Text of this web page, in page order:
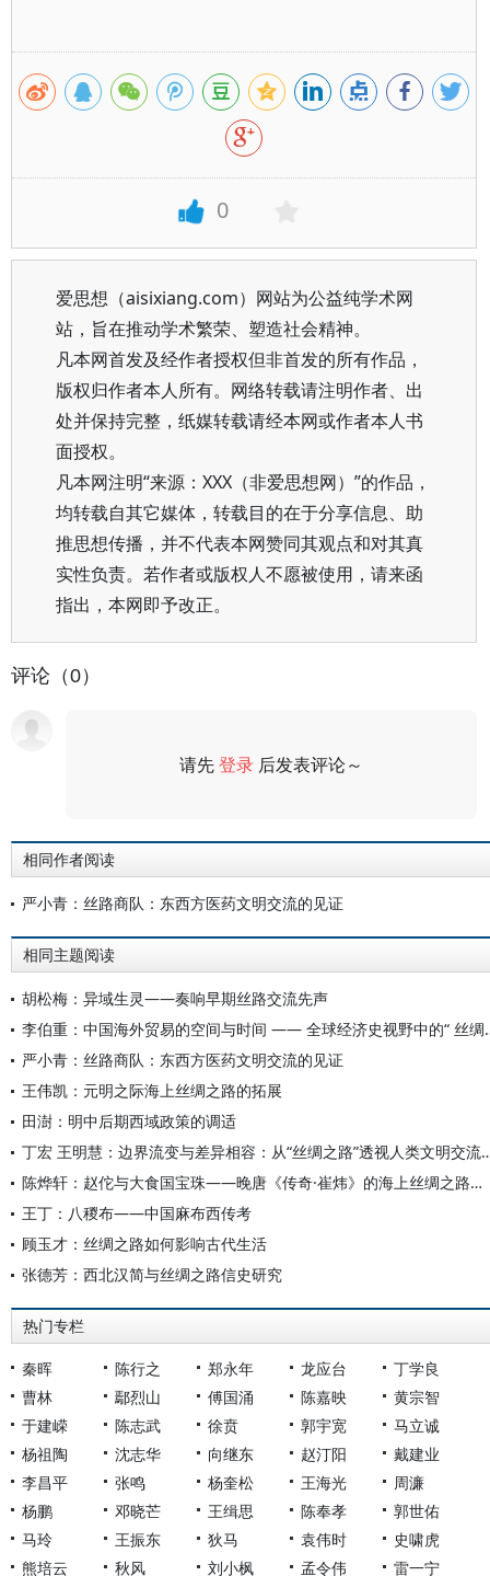
0
爱思想（aisixiang.com）网站为公益纯学术网
站，旨在推动学术繁荣、塑造社会精神。
凡本网首发及经作者授权但非首发的所有作品，
版权归作者本人所有。网络转载请注明作者、出
处并保持完整，纸媒转载请经本网或作者本人书
面授权。
凡本网注明“来源：XXX（非爱思想网）”的作品，
均转载自其它媒体，转载目的在于分享信息、助
推思想传播，并不代表本网赞同其观点和对其真
实性负责。若作者或版权人不愿被使用，请来函
指出，本网即予改正。
评论（0）
请先登录 后发表评论～
相同作者阅读
严小青：丝路商队：东西方医药文明交流的见证
相同主题阅读
胡松梅：异域生灵——奏响早期丝路交流先声
李伯重：中国海外
严小青：丝路商队：东西方医药文明交流的见证
王伟凯：元明之际海上丝绸之路的拓展
田澍：明中后期西域政策的调适
丁宏 王明慧：边界流变与差
陈烨轩：赵佗与大食国宝珠——晚唐《传奇·崔炜》的海上丝绸之路记忆
王丁：八稯布——中国麻布西传考
顾玉才：丝绸之路如何影响古代生活
张德芳：西北汉简与丝绸之路信史研究
热门专栏
秦晖 陈行之 郑永年 龙应台
丁学良
曹林
鄢烈山 傅国涌 陈嘉映
黄宗智
于建嵘
陈志武 徐贲 郭宇宽
马立诚
杨祖陶
沈志华 向继东 赵汀阳
戴建业
李昌平
张鸣 杨奎松 王海光
周濂
杨鹏
邓晓芒 王缉思 陈奉孝
郭世佑
马玲
王振东 狄马 袁伟时
史啸虎
熊培云
秋风 刘小枫 孟令伟 雷一宁